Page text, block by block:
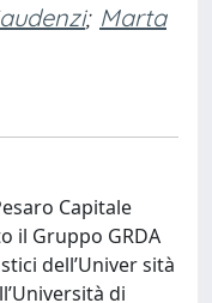
; Marta
Capitale
il Gruppo GRDA
dell’Univer sità
di